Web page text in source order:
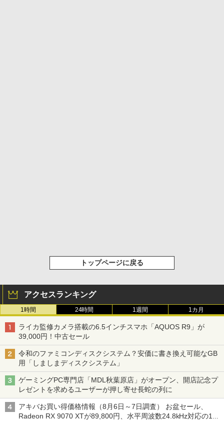
トップページに戻る
アクセスランキング
1時間 24時間 1週間 1カ月
ライカ監修カメラ搭載の6.5インチスマホ「AQUOS R9」が
39,000円！中古セール
令和のファミコンディスクシステム？安価に書き換え可能なGB
用「しましまディスクシステム」
ゲーミングPC専門店「MDL秋葉原店」がオープン、開店記念プ
レゼントを求めるユーザーが押し寄せ長蛇の列に
アキバお買い得価格情報（8月6日～7日調査） お盆セール、
Radeon RX 9070 XTが89,800円、水平周波数24.8kHz対応の17